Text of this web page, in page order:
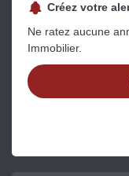
Créez votre
Ne ratez aucune
Immobilier.